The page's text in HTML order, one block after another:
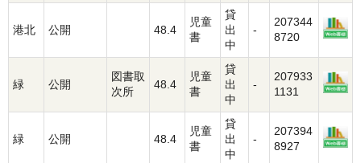
港北 公開 48.4
児童
書
貸
出
中
-
207344
8720
緑 公開
図書取
次所
48.4
児童
書
貸
出
中
-
207933
1131
緑 公開 48.4
児童
書
貸
出
中
-
207394
8927